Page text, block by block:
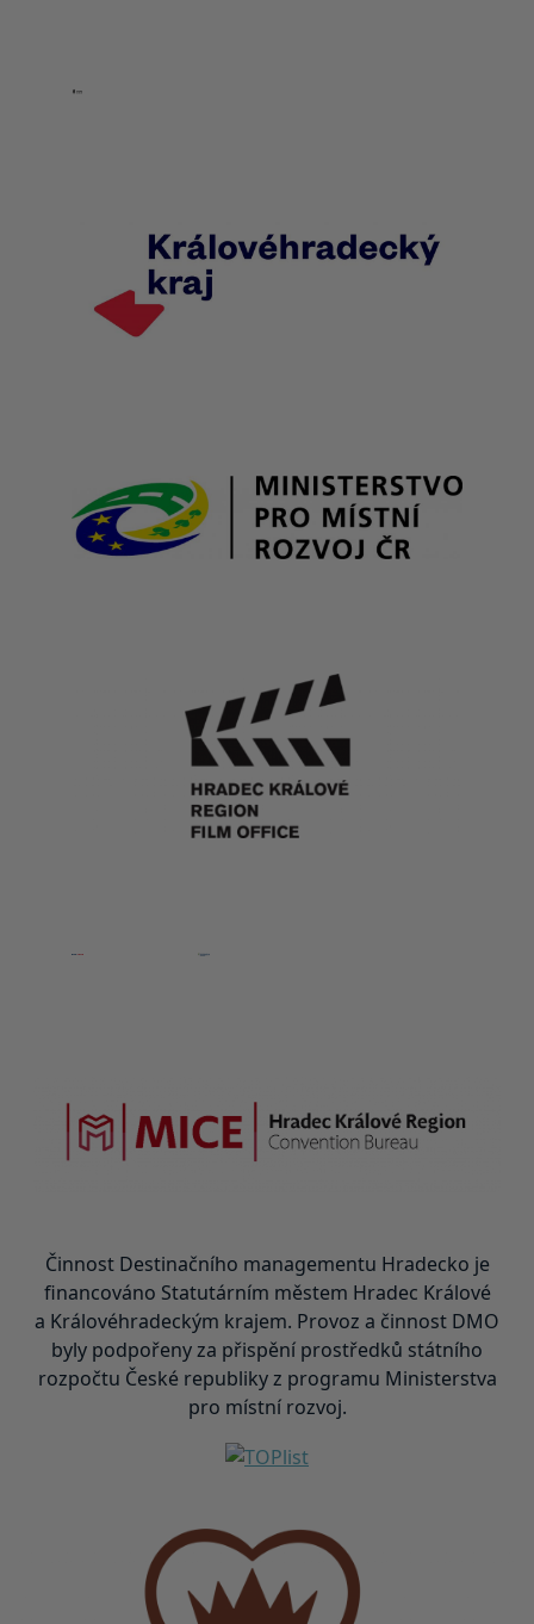
Činnost Destinačního managementu Hradecko je
financováno Statutárním městem Hradec Králové
a Královéhradeckým krajem. Provoz a činnost DMO
byly podpořeny za přispění prostředků státního
rozpočtu České republiky z programu Ministerstva
pro místní rozvoj.